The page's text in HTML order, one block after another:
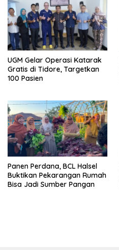
UGM Gelar Operasi Katarak
Gratis di Tidore, Targetkan
100 Pasien
Panen Perdana, BCL Halsel
Buktikan Pekarangan Rumah
Bisa Jadi Sumber Pangan